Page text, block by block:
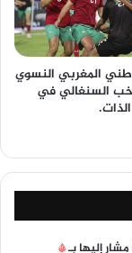
المغربي النسوي
السنغالي في
إليها بـ*